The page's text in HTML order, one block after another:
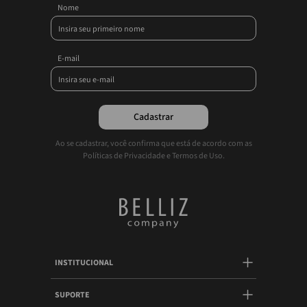
Nome
E-mail
Cadastrar
Ao se cadastrar, você confirma que está de acordo com as
Políticas de Privacidade e Termos de Uso.
INSTITUCIONAL
SUPORTE